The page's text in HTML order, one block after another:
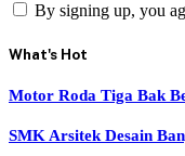
By signing up, you
What's Hot
Motor Roda Tiga Bak
SMK Arsitek Desain